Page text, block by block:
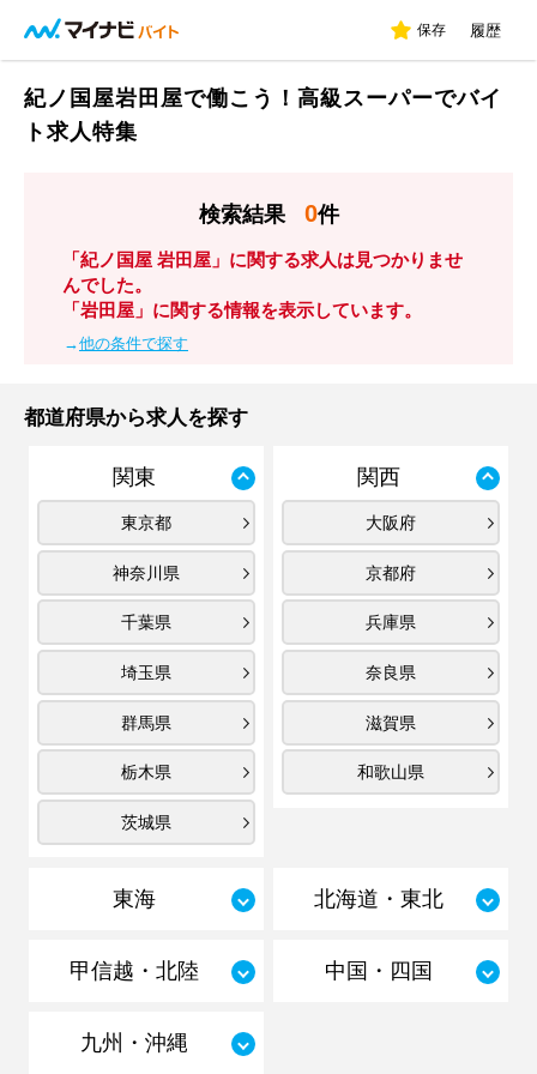
保存 履歴
紀ノ国屋岩田屋で働こう！高級スーパーでバイ
ト求人特集
検索結果 0件
「紀ノ国屋 岩田屋」に関する求人は見つかりませ
んでした。
「岩田屋」に関する情報を表示しています。
→他の条件で探す
都道府県から求人を探す
関東
東京都
神奈川県
千葉県
埼玉県
群馬県
栃木県
茨城県
関西
大阪府
京都府
兵庫県
奈良県
滋賀県
和歌山県
東海 北海道・東北
甲信越・北陸 中国・四国
九州・沖縄